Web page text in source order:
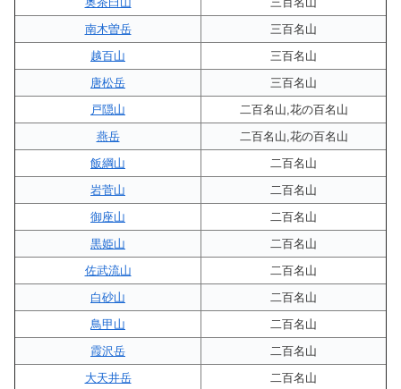
南木曽岳
三百名山
越百山
三百名山
唐松岳
三百名山
戸隠山
二百名山,花の百名山
燕岳
二百名山,花の百名山
飯綱山
二百名山
岩菅山
二百名山
御座山
二百名山
黒姫山
二百名山
佐武流山
二百名山
白砂山
二百名山
鳥甲山
二百名山
霞沢岳
二百名山
大天井岳
二百名山